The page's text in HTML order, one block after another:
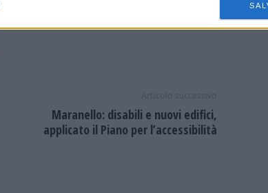
Maranello: disabili e nuovi edifici,
applicato il Piano per l’accessibilità